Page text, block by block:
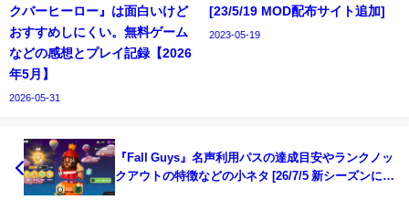
クバーヒーロー』は面白いけど
おすすめしにくい。無料ゲーム
などの感想とプレイ記録【2026
年5月】
2026-05-31
[23/5/19 MOD配布サイト追加]
2023-05-19
『Fall Guys』名声利用パスの達成目安やランクノッ
クアウトの特徴などの小ネタ [26/7/5 新シーズンに伴